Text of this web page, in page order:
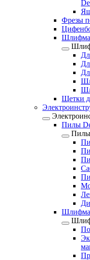
Фрезы
Щетки
Пилы
Пилы